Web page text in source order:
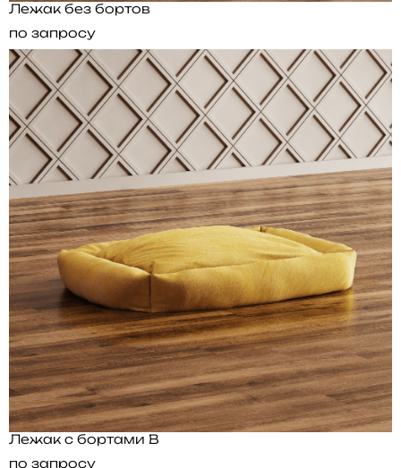
Лежак без бортов
по запросу
Лежак с бортами B
по запросу